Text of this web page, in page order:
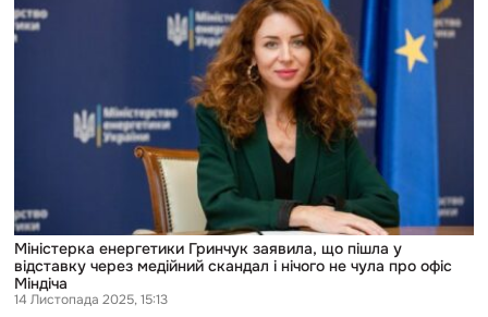
різницю
утриманні
енергетики
Гринчук
заявила,
відставку
не
чула
про
офіс
Міндіча
Міністерка енергетики Гринчук заявила, що пішла у
відставку через медійний скандал і нічого не чула про офіс
Міндіча
14 Листопада 2025, 15:13